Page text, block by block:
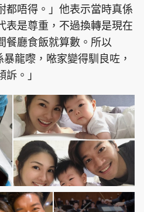
都唔得。」他表示當時真係
表是尊重，不過換轉是現在
餐廳食飯就算數。所以
龍嚟，𠵱家變得馴良咗，
。」